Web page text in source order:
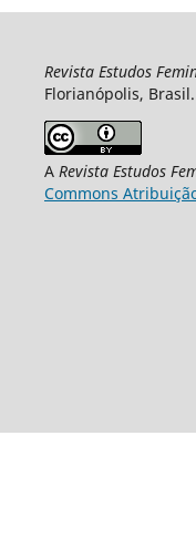
Revista Estudos
Florianópolis, Brasil.
A Revista Estudos
Commons